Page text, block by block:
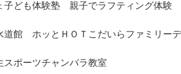
子ども体験塾 親子でラフティング体験
道館 ホッとＨＯＴこだいらファミリー
スポーツチャンバラ教室